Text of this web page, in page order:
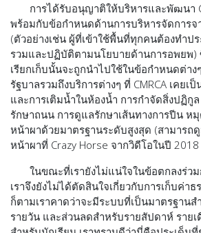
การได้รับอนุญาติให้บริหารและพัฒนา
พร้อมกับข้อกำหนดด้านการบริหารจัดการจ
(ตัวอย่างเช่น ผู้ที่เข้าใช้พื้นที่ทุกคนต้องทำป
รวมและปฏิบัติตามนโยบายด้านการอพยพ)
เรียกเก็บนั้นจะถูกนำไปใช้ในข้อกำหนดต่าง
รัฐบาลรวมถึงบริการต่างๆ ที่ CMRCA เคยเ
และการเติมน้ำในห้องน้ำ การกำจัดสิ่งปฏิกู
รักษาถนน การดูแลรักษาเส้นทางการปีน หมุ
หน้าผาด้วยมาตรฐานระดับสูงสุด (สามารถดู
หน้าผาที่ Crazy Horse จากวิดีโอในปี 2018
ในขณะที่เรายังไม่แน่ใจในข้อตกลงร่วม
เราจึงยังไม่ได้ตัดสินใจเกี่ยวกับการเก็บค่าธ
ก็ตามเราคาดว่าจะมีระบบที่เป็นมาตรฐาน
รายวัน และส่วนลดสำหรับรายสัปดาห์ ราย